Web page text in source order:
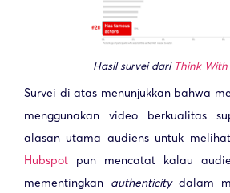
Hasil survei dari Think
Survei di atas menunjukkan bahwa
menggunakan video berkualitas
alasan utama audiens untuk
Hubspot pun mencatat kalau
mementingkan authenticitydalam